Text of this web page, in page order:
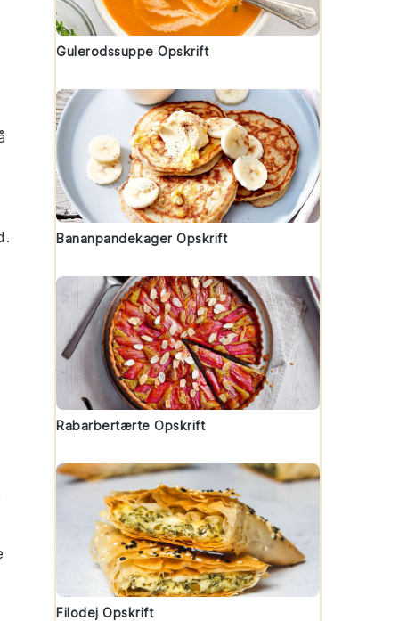
.
Gulerodssuppe Opskrift
Bananpandekager Opskrift
Rabarbertærte Opskrift
Filodej Opskrift